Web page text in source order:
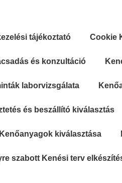
tájékoztató Cookie
és konzultáció
laborvizsgálata
és beszállító kiválasztás
kiválasztása
szabott Kenési terv